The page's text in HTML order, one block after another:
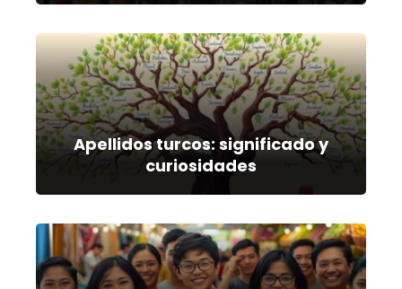
Apellidos turcos: significado y
curiosidades